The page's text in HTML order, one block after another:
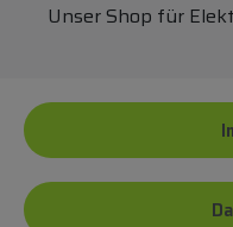
Unser Shop für